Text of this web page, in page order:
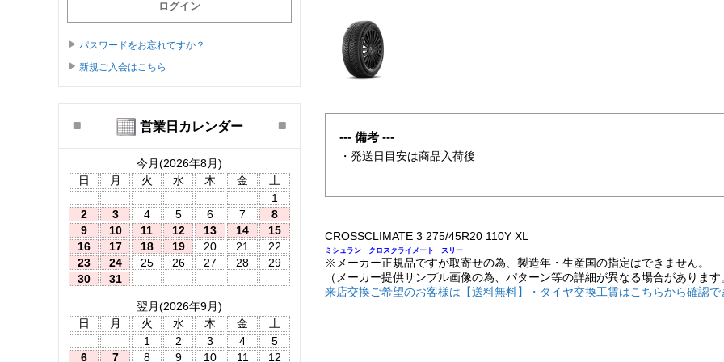
--- 備考 ---
・発送日目安は商品入荷後
CROSSCLIMATE 3 275/45R20 110Y XL
ミシュラン クロスクライメート スリー
※メーカー正規品ですが取寄せの為、製造年・生産国の指定はできません。
（メーカー提供サンプル画像の為、パターン等の詳細が異なる場合があります
来店交換ご希望のお客様は【送料無料】・タイヤ交換工賃はこちらから確認で
パスワードをお忘れですか？
新規ご入会はこちら
営業日カレンダー
今月(2026年8月)
日
月 火 水 木 金
土
1
2
3 4 5 6 7
8
9
10 11 12 13 14
15
16
17 18 19 20 21
22
23
24 25 26 27 28
29
30
31
翌月(2026年9月)
日
月 火 水 木 金
土
1
2 3 4
5
6
7 8 9 10 11 12